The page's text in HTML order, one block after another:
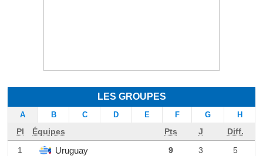
LES GROUPES
A B C D E F G H
Pl Équipes Pts J
Diff.
1
Uruguay 9 3
5